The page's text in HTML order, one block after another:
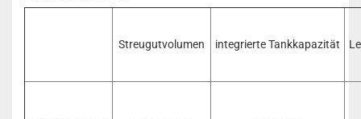
Streugutvolumen integrierte Tankkapazität